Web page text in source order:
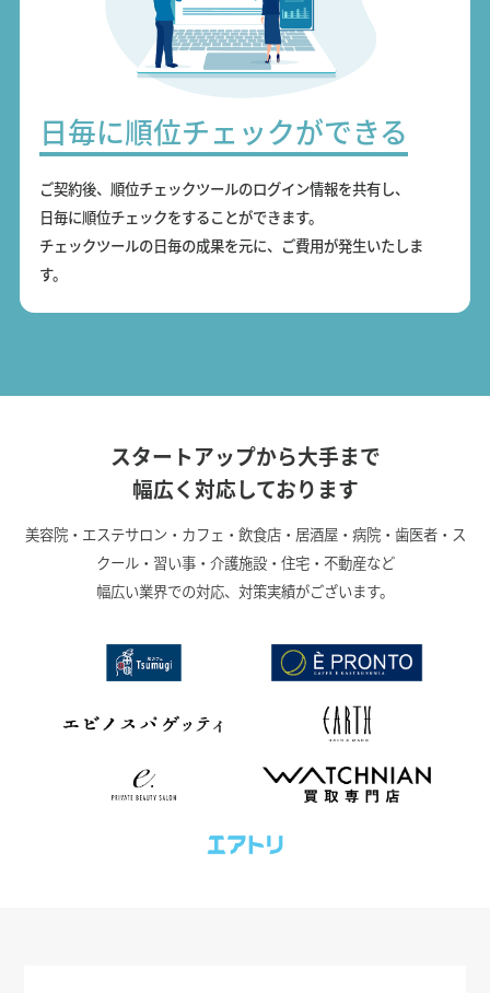
日毎に順位チェックができる
ご契約後、順位チェックツールのログイン情報を共有し、
日毎に順位チェックをすることができます。
チェックツールの日毎の成果を元に、ご費用が発生いたしま
す。
スタートアップから大手まで
幅広く対応しております
美容院・エステサロン・カフェ・飲食店・居酒屋・病院・歯医者・ス
クール・習い事・介護施設・住宅・不動産など
幅広い業界での対応、対策実績がございます。